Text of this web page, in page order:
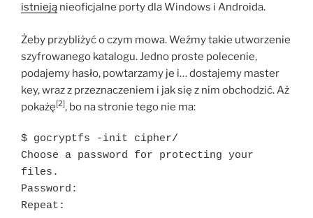
istnieją nieoficjalne porty dla Windows i Androida.
Żeby przybliżyć o czym mowa. Weźmy takie utworzenie
szyfrowanego katalogu. Jedno proste polecenie,
podajemy hasło, powtarzamy je i… dostajemy master
key, wraz z przeznaczeniem i jak się z nim obchodzić. Aż
pokażę[2], bo na stronie tego nie ma:
$ gocryptfs -init cipher/
Choose a password for protecting your
files.
Password:
Repeat: